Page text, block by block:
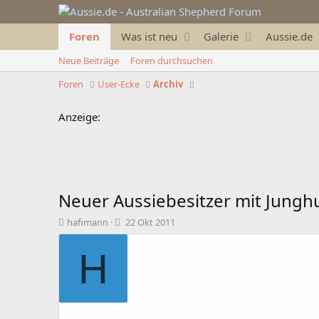
Foren Was ist neu Galerie Aussie.de
Neue Beiträge
Foren durchsuchen
Foren
User-Ecke Archiv
Anzeige:
Neuer Aussiebesitzer mit
T
h
hafimann
B
e
22 Okt 2011
H